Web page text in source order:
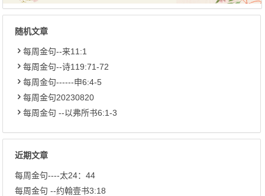
随机文章
每周金句--来11:1
每周金句--诗119:71-72
每周金句------申6:4-5
每周金句20230820
每周金句 --以弗所书6:1-3
近期文章
每周金句----太24：44
每周金句 --约翰壹书3:18